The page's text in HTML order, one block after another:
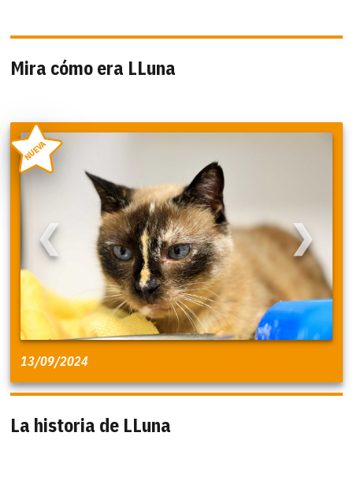
Mira cómo era LLuna
❮ ❯
NUEVA
13/09/2024
La historia de LLuna